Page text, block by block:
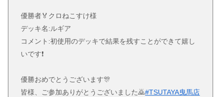
優勝者🏅クロねこすけ様
デッキ名:ルギア
コメント:初使用のデッキで結果を残すことができて嬉し
いです❗
優勝おめでとうございます🎊
皆様、ご参加ありがとうございました🙇#TSUTAYA曳馬店